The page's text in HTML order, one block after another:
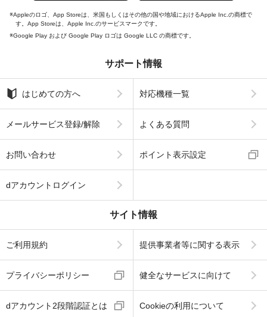
Appleのロゴ、App Storeは、米国もしくはその他の国や地域におけるApple Inc.の商標で
す。App Storeは、Apple Inc.のサービスマークです。
Google Play および Google Play ロゴは Google LLC の商標です。
サポート情報
はじめての方へ 対応機種一覧
メールサービス登録/解除 よくある質問
お問い合わせ ポイント表示設定
dアカウントログイン
サイト情報
ご利用規約 提供事業者等に関する表示
プライバシーポリシー 健全なサービスに向けて
dアカウント2段階認証とは Cookieの利用について